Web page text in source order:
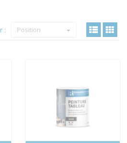
: Position